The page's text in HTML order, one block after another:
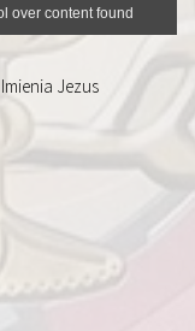
Jezus